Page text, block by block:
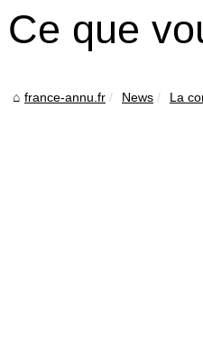
Ce que
france-annu.fr News La